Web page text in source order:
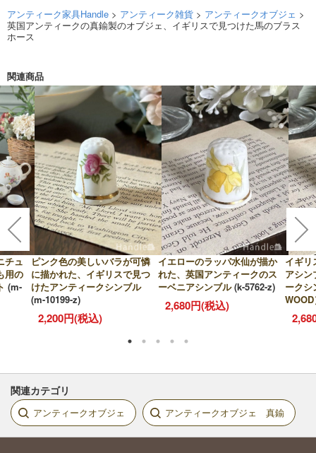
アンティーク家具Handle > アンティーク雑貨 > アンティークオブジェ >
英国アンティークの真鍮製のオブジェ、イギリスで見つけた馬のブラス
ホース
関連商品
チュ
用の
(m-
ピンク色の美しいバラが可憐
に描かれた、イギリスで見つ
けたアンティークシンブル
(m-10199-z)
2,200円(税込)
イエローのラッパ水仙が描か
れた、英国アンティークのス
ーベニアシンブル (k-5762-z)
2,680円(税込)
イギリ
アシン
ークシ
関連カテゴリ
アンティークオブジェ アンティークオブジェ 真鍮